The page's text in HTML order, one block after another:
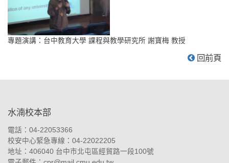
專題演講：台中教育大學 課程與教學研究所 謝寶梅 教授
回前頁
水湳校本部
電話：04-22053366
校安中心緊急專線：04-22022205
地址： 406040 台中市北屯區經貿路一段100號